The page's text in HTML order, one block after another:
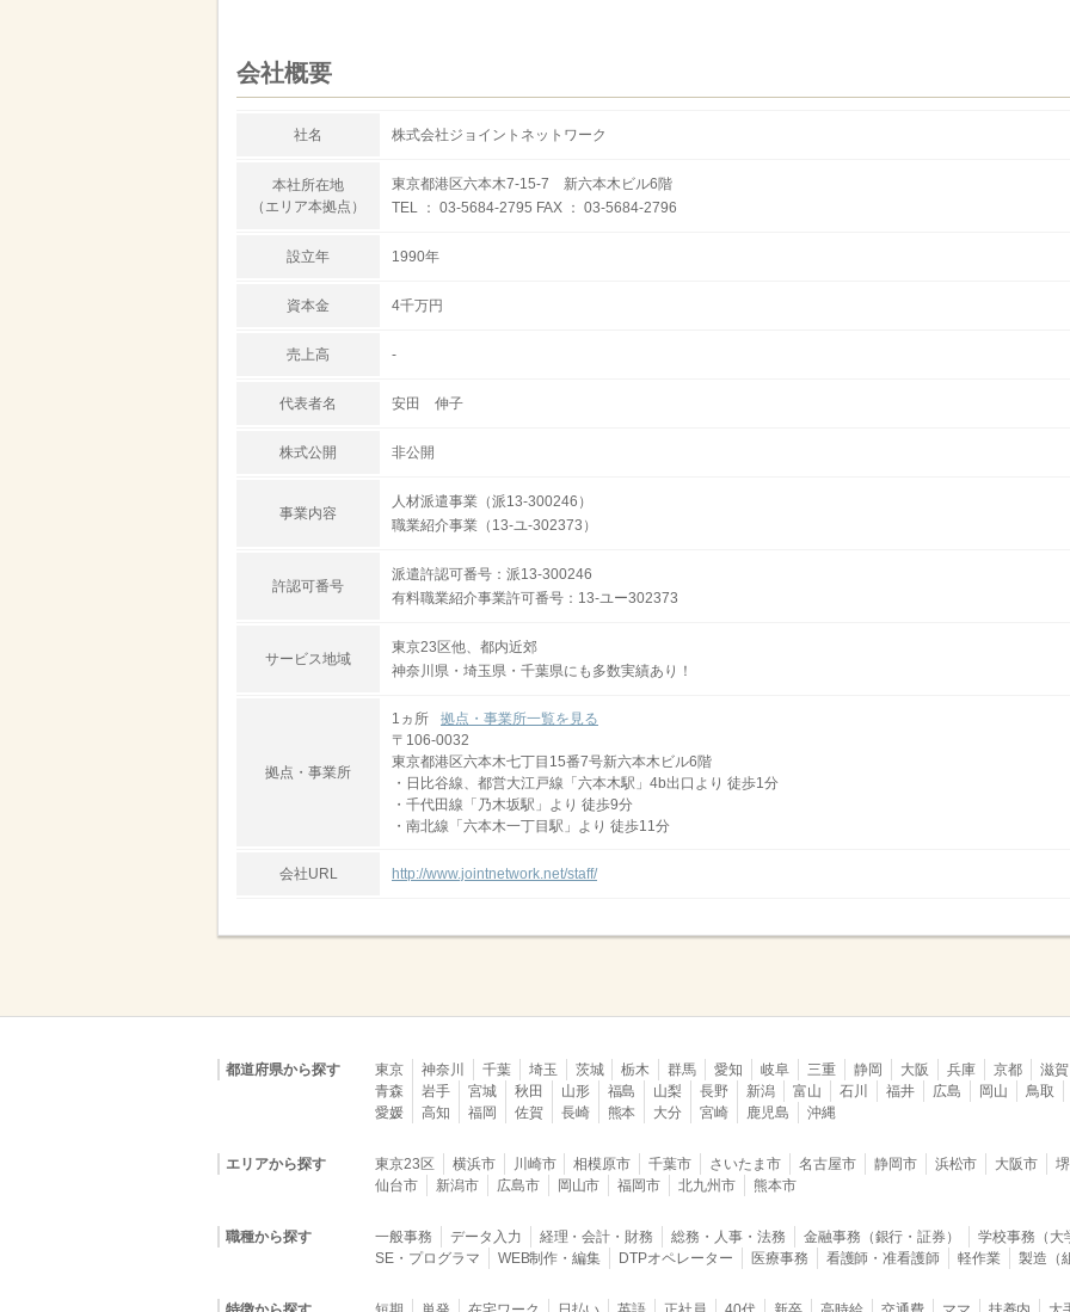
会社概要
社名 株式会社ジョイントネットワーク
本社所在地
（エリア本拠点）
東京都港区六本木7-15-7 新六本木ビル6階
TEL ： 03-5684-2795 FAX ： 03-5684-2796
設立年 1990年
資本金 4千万円
売上高 -
代表者名 安田 伸子
株式公開 非公開
事業内容
人材派遣事業（派13-300246）
職業紹介事業（13-ユ-302373）
許認可番号
派遣許認可番号：派13‐300246
有料職業紹介事業許可番号：13‐ユー302373
サービス地域
東京23区他、都内近郊
神奈川県・埼玉県・千葉県にも多数実績あり！
拠点・事業所
1ヵ所
拠点・事業所一覧を見る
〒106-0032
東京都港区六本木七丁目15番7号新六本木ビル6階
・日比谷線、都営大江戸線「六本木駅」4b出口より 徒歩1分
・千代田線「乃木坂駅」より 徒歩9分
・南北線「六本木一丁目駅」より 徒歩11分
会社URL http://www.jointnetwork.net/staff/
都道府県から探す 東京 神奈川 千葉 埼玉 茨城 栃木 群馬 愛知 岐阜 三重 静岡 大阪 兵庫 京都
滋賀
青森
岩手 宮城 秋田 山形 福島 山梨 長野 新潟 富山 石川 福井 広島 岡山
鳥取
愛媛
高知 福岡 佐賀 長崎 熊本 大分 宮崎 鹿児島 沖縄
エリアから探す 東京23区 横浜市 川崎市 相模原市 千葉市 さいたま市 名古屋市 静岡市 浜松市 大阪市
仙台市
新潟市 広島市 岡山市 福岡市 北九州市 熊本市
職種から探す 一般事務 データ入力 経理・会計・財務 総務・人事・法務 金融事務（銀行・証券）
学校事務（大
SE・プログラマ
WEB制作・編集 DTPオペレーター 医療事務 看護師・准看護師 軽作業 製造（